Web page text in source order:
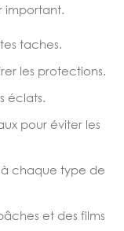
important.
taches.
les protections.
éclats.
pour éviter les
chaque type de
et des films